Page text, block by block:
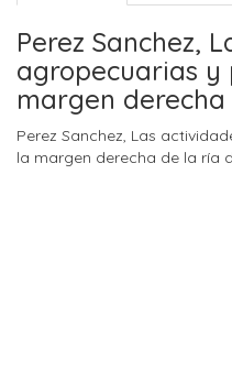
Perez Sanchez,
agropecuarias y
margen
Perez Sanchez, Las
la margen derecha de la ría